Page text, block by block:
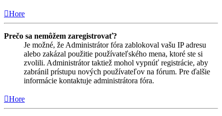
Hore
Prečo sa nemôžem zaregistrovať?
Je možné, že Administrátor fóra zablokoval vašu IP adresu
alebo zakázal použitie používateľského mena, ktoré ste si
zvolili. Administrátor taktiež mohol vypnúť registrácie, aby
zabránil prístupu nových používateľov na fórum. Pre ďalšie
informácie kontaktuje administrátora fóra.
Hore